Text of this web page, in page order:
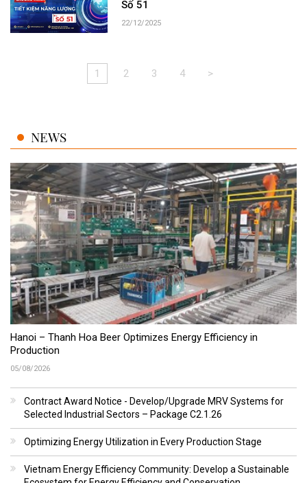
Số 51
22/12/2025
1 2 3 4 >
NEWS
Hanoi – Thanh Hoa Beer Optimizes Energy Efficiency in
Production
05/08/2026
Contract Award Notice - Develop/Upgrade MRV Systems for
Selected Industrial Sectors – Package C2.1.26
Optimizing Energy Utilization in Every Production Stage
Vietnam Energy Efficiency Community: Develop a Sustainable